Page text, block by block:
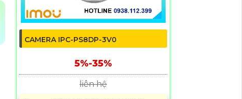
CAMERA IPC-PS8DP-3V0
5%-35%
liên hệ